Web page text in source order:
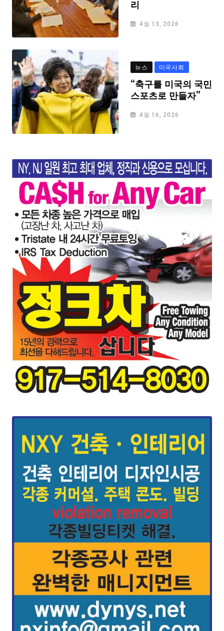
리
4월 13, 2026
뉴스 미국사회
“축구를 미국의 국민
스포츠로 만들자”
4월 16, 2026